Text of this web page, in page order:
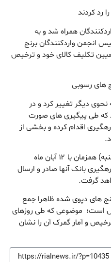
رد کردند
همراه شد و به
انجمن واردکنندگان برنج
تکلیف کالای خود و ترخیص
های رسوبی
نحوی دیگر تغییر کرد و در
که طی پیگیری های صورت
اقدام کرده و بخشی از
طبق اعلام ارونقی، از امروز (دوشنبه) همزمان با ۱۲ آبان ماه
بانک آنها صادر و ارسال
گرفت.
های دپوی شده ظاهرا جمع
است؛ موضوعی که طی روزهای
ترخیص و آمار گمرک آن را نشان